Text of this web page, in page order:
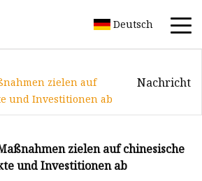
Deutsch
zielen auf
und Investitionen ab
Nachricht
zielen auf chinesische
und Investitionen ab